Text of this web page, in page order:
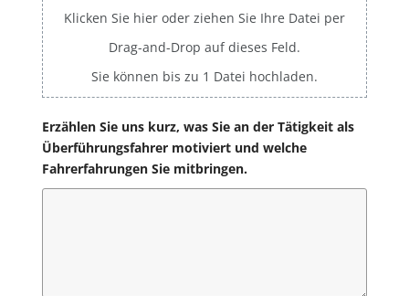
Klicken Sie hier oder ziehen Sie Ihre Datei per
Drag-and-Drop auf dieses Feld.
Sie können bis zu 1 Datei hochladen.
Erzählen Sie uns kurz, was Sie an der Tätigkeit als
Überführungsfahrer motiviert und welche
Fahrerfahrungen Sie mitbringen.